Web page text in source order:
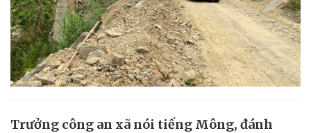
Trưởng công an xã nói tiếng Mông, đánh